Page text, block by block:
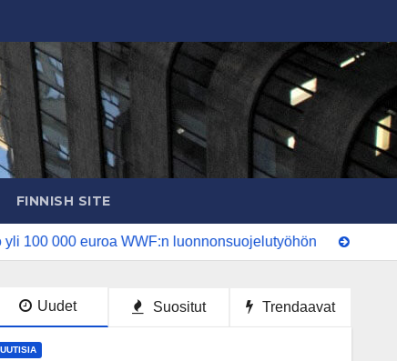
FINNISH SITE
euroa WWF:n luonnonsuojelutyöhön Uuden ajan
Uudet Suositut Trendaavat
UUTISIA